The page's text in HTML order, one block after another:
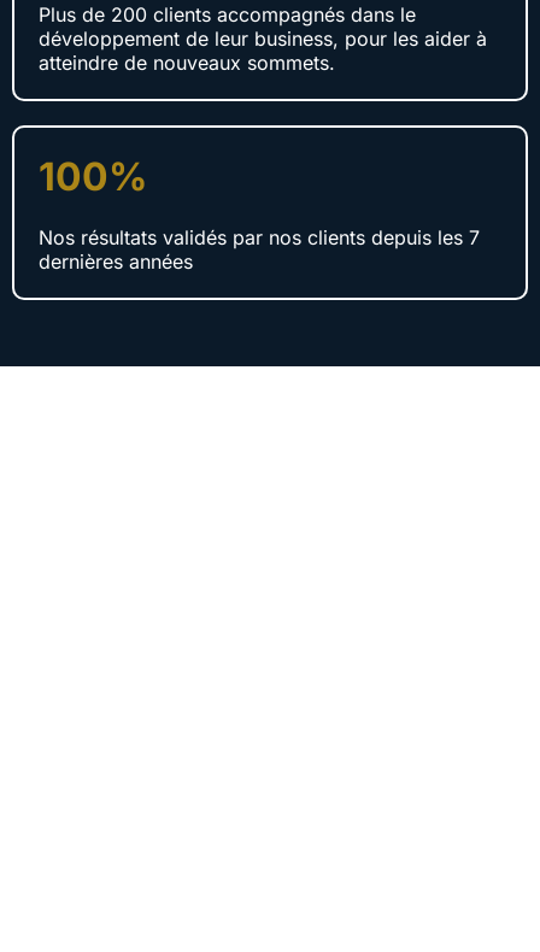
Plus de 200 clients accompagnés dans le
développement de leur business, pour les aider à
atteindre de nouveaux sommets.
100%
Nos résultats validés par nos clients depuis les 7
dernières années